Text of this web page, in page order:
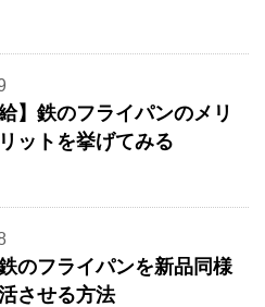
】鉄のフライパンのメリ
ットを挙げてみる
のフライパンを新品同様
させる方法